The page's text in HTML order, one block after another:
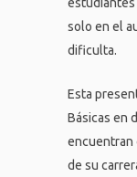
solo en el
dificulta.
Esta
Básicas en
encuentran
de su